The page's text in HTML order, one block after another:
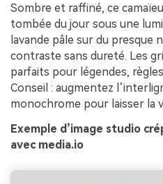
Sombre et raffiné, ce
tombée du jour sous une
lavande pâle sur du presque
contraste sans dureté. Les
parfaits pour légendes,
Conseil : augmentez
monochrome pour laisser la
Exemple d’image studio
avec media.io